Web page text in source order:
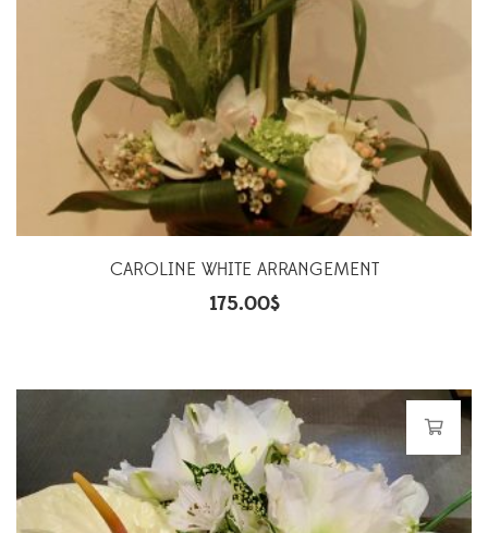
CAROLINE WHITE ARRANGEMENT
175.00$